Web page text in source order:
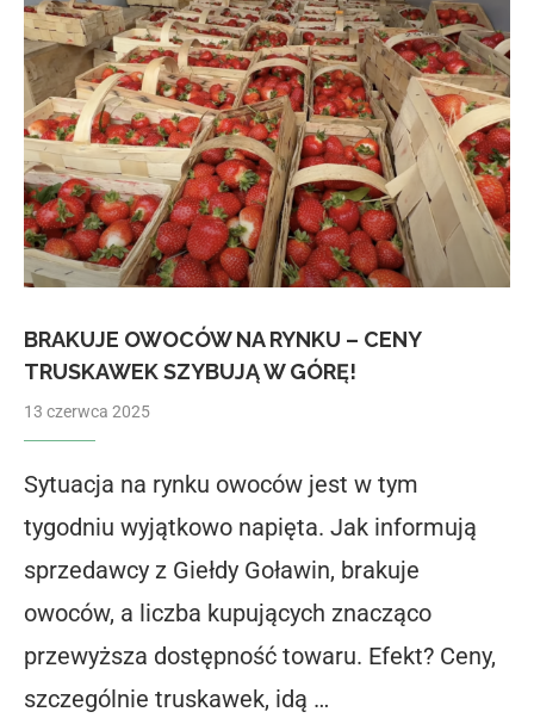
BRAKUJE OWOCÓW NA RYNKU – CENY
TRUSKAWEK SZYBUJĄ W GÓRĘ!
13 czerwca 2025
Sytuacja na rynku owoców jest w tym
tygodniu wyjątkowo napięta. Jak informują
sprzedawcy z Giełdy Goławin, brakuje
owoców, a liczba kupujących znacząco
przewyższa dostępność towaru. Efekt? Ceny,
szczególnie truskawek, idą …